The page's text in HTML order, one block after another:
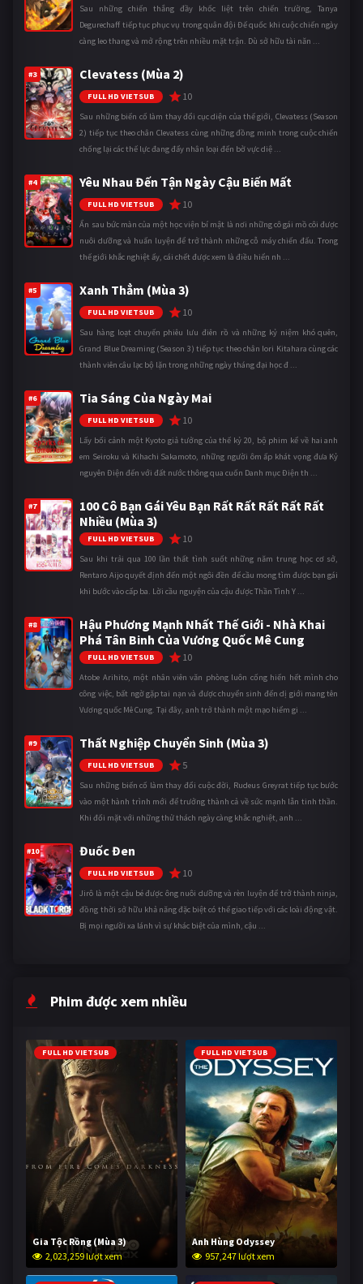
Sau những chiến thắng đầy khốc liệt trên chiến trường, Tanya
Degurechaff tiếp tục phục vụ trong quân đội Đế quốc khi cuộc chiến ngày
càng leo thang và mở rộng trên nhiều mặt trận. Dù sở hữu tài năn ...
#3 Clevatess (Mùa 2)
FULL HD VIETSUB 10
Sau những biến cố làm thay đổi cục diện của thế giới, Clevatess (Season
2) tiếp tục theo chân Clevatess cùng những đồng minh trong cuộc chiến
chống lại các thế lực đang đẩy nhân loại đến bờ vực diệ ...
#4 Yêu Nhau Đến Tận Ngày Cậu Biến Mất
FULL HD VIETSUB 10
Ẩn sau bức màn của một học viện bí mật là nơi những cô gái mồ côi được
nuôi dưỡng và huấn luyện để trở thành những cỗ máy chiến đấu. Trong
thế giới khắc nghiệt ấy, cái chết được xem là điều hiển nh ...
#5 Xanh Thẳm (Mùa 3)
FULL HD VIETSUB 10
Sau hàng loạt chuyến phiêu lưu điên rồ và những kỷ niệm khó quên,
Grand Blue Dreaming (Season 3) tiếp tục theo chân Iori Kitahara cùng các
thành viên câu lạc bộ lặn trong những ngày tháng đại học đ ...
#6 Tia Sáng Của Ngày Mai
FULL HD VIETSUB 10
Lấy bối cảnh một Kyoto giả tưởng của thế kỷ 20, bộ phim kể về hai anh
em Seiroku và Kihachi Sakamoto, những người ôm ấp khát vọng đưa Kỷ
nguyên Điện đến với đất nước thông qua cuốn Danh mục Điện th ...
#7
100 Cô Bạn Gái Yêu Bạn Rất Rất Rất Rất Rất
Nhiều (Mùa 3)
FULL HD VIETSUB 10
Sau khi trải qua 100 lần thất tình suốt những năm trung học cơ sở,
Rentaro Aijo quyết định đến một ngôi đền để cầu mong tìm được bạn gái
khi bước vào cấp ba. Lời cầu nguyện của cậu được Thần Tình Y ...
#8
Hậu Phương Mạnh Nhất Thế Giới - Nhà Khai
Phá Tân Binh Của Vương Quốc Mê Cung
FULL HD VIETSUB 10
Atobe Arihito, một nhân viên văn phòng luôn cống hiến hết mình cho
công việc, bất ngờ gặp tai nạn và được chuyển sinh đến dị giới mang tên
Vương quốc Mê Cung. Tại đây, anh trở thành một mạo hiểm gi ...
#9 Thất Nghiệp Chuyển Sinh (Mùa 3)
FULL HD VIETSUB 5
Sau những biến cố làm thay đổi cuộc đời, Rudeus Greyrat tiếp tục bước
vào một hành trình mới để trưởng thành cả về sức mạnh lẫn tinh thần.
Khi đối mặt với những thử thách ngày càng khắc nghiệt, anh ...
#10 Đuốc Đen
FULL HD VIETSUB 10
Jirô là một cậu bé được ông nuôi dưỡng và rèn luyện để trở thành ninja,
đồng thời sở hữu khả năng đặc biệt có thể giao tiếp với các loài động vật.
Bị mọi người xa lánh vì sự khác biệt của mình, cậu ...
Phim được xem nhiều
FULL HD VIETSUB
Gia Tộc Rồng (Mùa 3)
2,023,259 lượt xem
FULL HD VIETSUB
Anh Hùng Odyssey
957,247 lượt xem